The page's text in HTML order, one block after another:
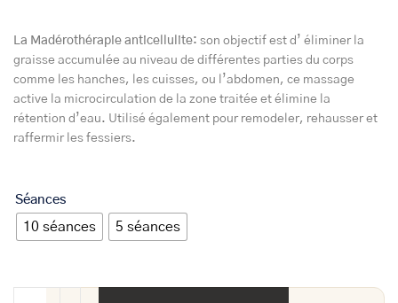
La Madérothérapie anticellulite: son objectif est d’ éliminer la
graisse accumulée au niveau de différentes parties du corps
comme les hanches, les cuisses, ou l’abdomen, ce massage
active la microcirculation de la zone traitée et élimine la
rétention d’eau. Utilisé également pour remodeler, rehausser et
raffermir les fessiers.
Séances
10 séances 5 séances